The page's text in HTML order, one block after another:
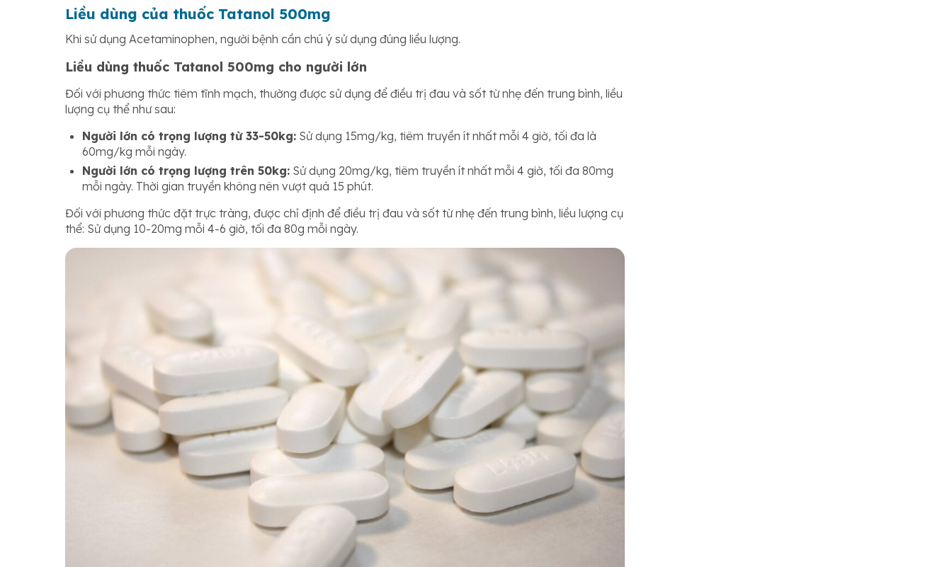
Liều dùng của thuốc Tatanol 500mg
Khi sử dụng Acetaminophen, người bệnh cần chú ý sử dụng đúng liều lượng.
Liều dùng thuốc Tatanol 500mg cho người lớn
Đối với phương thức tiêm tĩnh mạch, thường được sử dụng để điều trị đau và sốt từ nhẹ đến trung bình, liều
lượng cụ thể như sau:
Người lớn có trọng lượng từ 33-50kg: Sử dụng 15mg/kg, tiêm truyền ít nhất mỗi 4 giờ, tối đa là
60mg/kg mỗi ngày.
Người lớn có trọng lượng trên 50kg: Sử dụng 20mg/kg, tiêm truyền ít nhất mỗi 4 giờ, tối đa 80mg
mỗi ngày. Thời gian truyền không nên vượt quá 15 phút.
Đối với phương thức đặt trực tràng, được chỉ định để điều trị đau và sốt từ nhẹ đến trung bình, liều lượng cụ
thể: Sử dụng 10-20mg mỗi 4-6 giờ, tối đa 80g mỗi ngày.